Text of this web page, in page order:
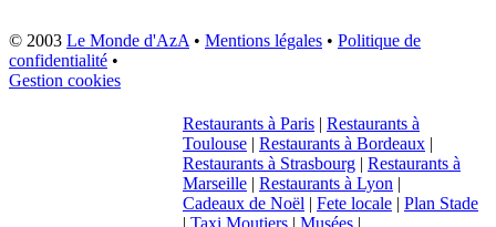
© 2003 Le Monde d'AzA• Mentions légales • Politique de
confidentialité •
Gestion cookies
Restaurants à Paris | Restaurants à
Toulouse | Restaurants à Bordeaux |
Restaurants à Strasbourg | Restaurants à
Marseille | Restaurants à Lyon |
Cadeaux de Noël | Fete locale | Plan Stade